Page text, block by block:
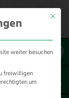
Mit
weiter besuchen
freiwilligen
um